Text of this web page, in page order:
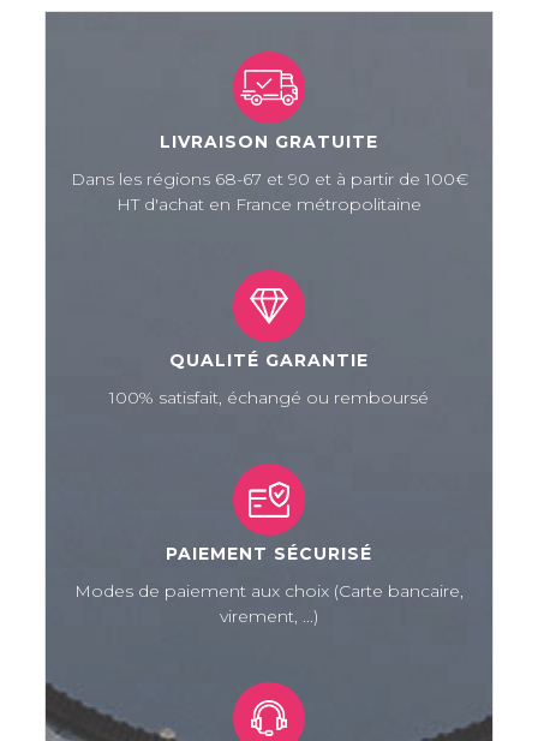
LIVRAISON GRATUITE
Dans les régions 68-67 et 90 et à partir de 100€
HT d'achat en France métropolitaine
QUALITÉ GARANTIE
100% satisfait, échangé ou remboursé
PAIEMENT SÉCURISÉ
Modes de paiement aux choix (Carte bancaire,
virement, ...)